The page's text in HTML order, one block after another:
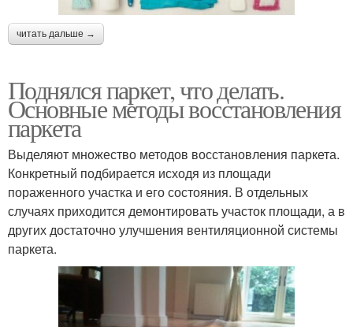
читать дальше →
Поднялся паркет, что делать.
Основные методы восстановления
паркета
Выделяют множество методов восстановления паркета.
Конкретный подбирается исходя из площади
пораженного участка и его состояния. В отдельных
случаях приходится демонтировать участок площади, а в
других достаточно улучшения вентиляционной системы
паркета.